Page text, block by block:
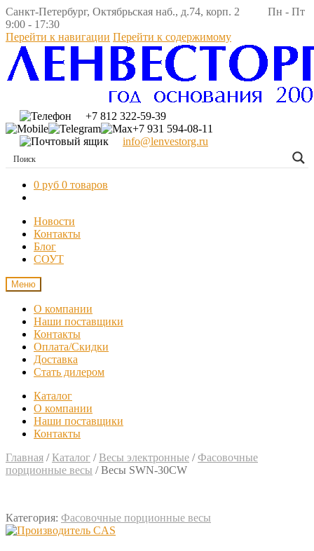
Санкт-Петербург, Октябрьская наб., д.74, корп. 2 Пн - Пт
9:00 - 17:30
Перейти к навигации Перейти к содержимому
+7 812 322-59-39
+7 931 594-08-11
info@lenvestorg.ru
0 руб 0 товаров
Новости
Контакты
Блог
СОУТ
Меню
О компании
Наши поставщики
Контакты
Оплата/Скидки
Доставка
Стать дилером
Каталог
О компании
Наши поставщики
Контакты
Главная / Каталог / Весы электронные /Фасовочные
порционные весы /Весы SWN-30CW
Категория: Фасовочные порционные весы